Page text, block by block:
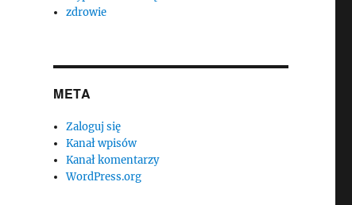
zdrowie
META
Zaloguj się
Kanał wpisów
Kanał komentarzy
WordPress.org